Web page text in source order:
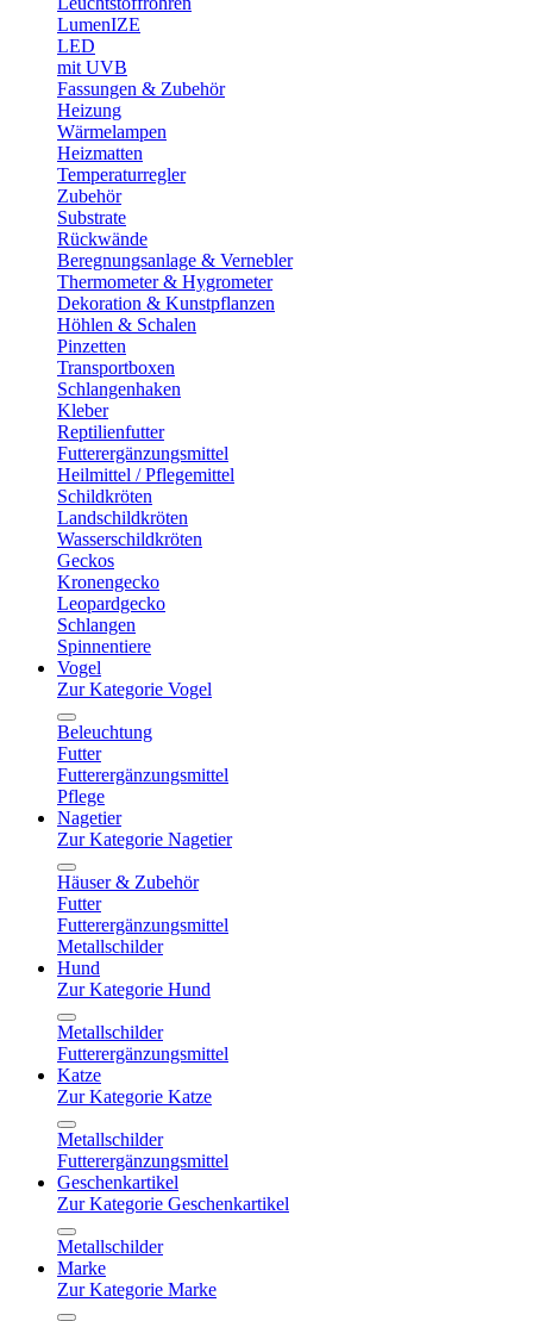
LumenIZE
LED
mit UVB
Fassungen & Zubehör
Heizung
Wärmelampen
Heizmatten
Temperaturregler
Zubehör
Substrate
Rückwände
Beregnungsanlage & Vernebler
Thermometer & Hygrometer
Dekoration & Kunstpflanzen
Höhlen & Schalen
Pinzetten
Transportboxen
Schlangenhaken
Kleber
Reptilienfutter
Futterergänzungsmittel
Heilmittel / Pflegemittel
Schildkröten
Landschildkröten
Wasserschildkröten
Geckos
Kronengecko
Leopardgecko
Schlangen
Spinnentiere
Vogel
Zur Kategorie Vogel
Beleuchtung
Futter
Futterergänzungsmittel
Pflege
Nagetier
Zur Kategorie Nagetier
Häuser & Zubehör
Futter
Futterergänzungsmittel
Metallschilder
Hund
Zur Kategorie Hund
Metallschilder
Futterergänzungsmittel
Katze
Zur Kategorie Katze
Metallschilder
Futterergänzungsmittel
Geschenkartikel
Zur Kategorie Geschenkartikel
Metallschilder
Marke
Zur Kategorie Marke